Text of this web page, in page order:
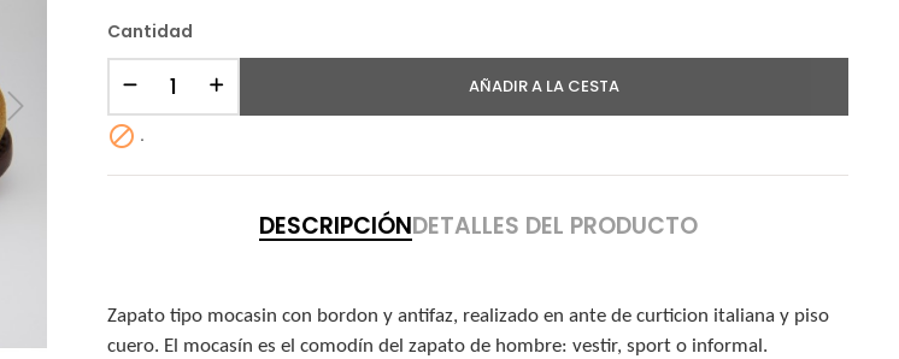
Cantidad
AÑADIR A LA CESTA
 .
DESCRIPCIÓNDETALLES DEL PRODUCTO
Zapato tipo mocasin con bordon y antifaz, realizado en ante de curticion italiana y piso
cuero. El mocasín es el comodín del zapato de hombre: vestir, sport o informal.